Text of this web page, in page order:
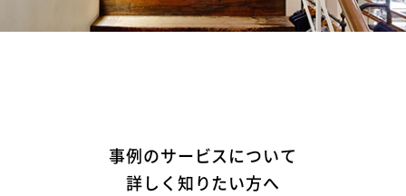
事例のサービスについて
詳しく知りたい方へ